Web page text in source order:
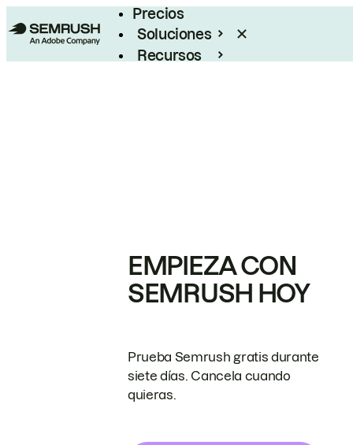
Precios
Soluciones
Recursos
EMPIEZA CON
SEMRUSH HOY
Prueba Semrush gratis durante
siete días. Cancela cuando
quieras.